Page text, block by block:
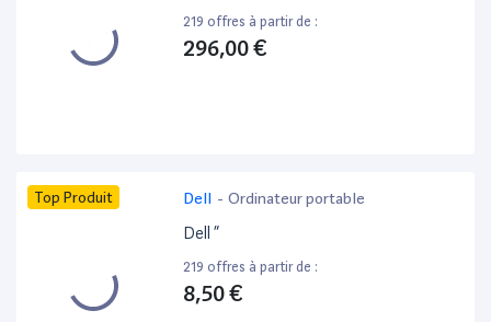
219 offres à partir de :
296,00 €
Top Produit Dell - Ordinateur portable
Dell ”
219 offres à partir de :
8,50 €